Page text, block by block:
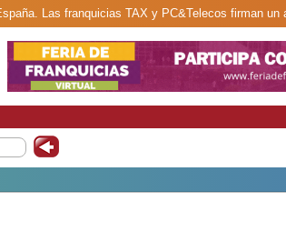
Las franquicias TAX y PC&Telecos firman un